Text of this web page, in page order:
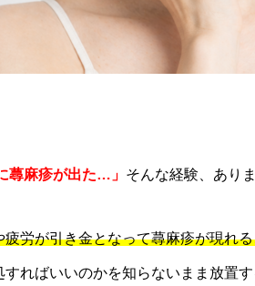
蕁麻疹が出た…」 そんな経験、あり
疲労が引き金となって蕁麻疹が現れ
すればいいのかを知らないまま放置